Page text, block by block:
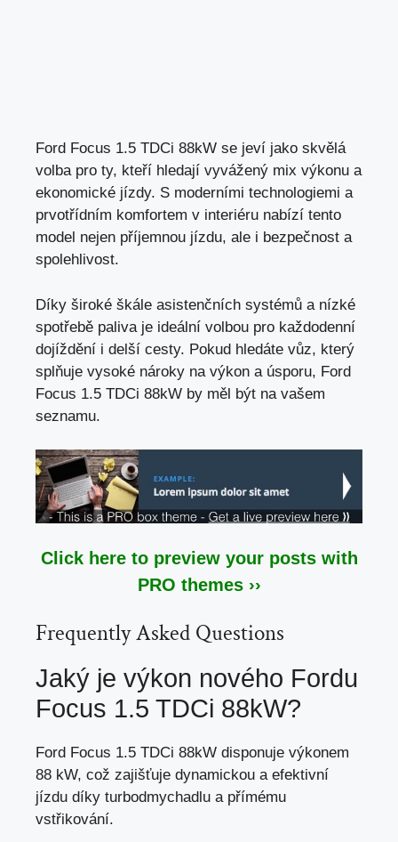
Ford Focus 1.5 TDCi 88kW se jeví jako skvělá
volba pro ty, kteří hledají vyvážený mix výkonu a
ekonomické jízdy. S moderními technologiemi a
prvotřídním komfortem v interiéru nabízí tento
model nejen příjemnou jízdu, ale i bezpečnost a
spolehlivost.
Díky široké škále asistenčních systémů a nízké
spotřebě paliva je ideální volbou pro každodenní
dojíždění i delší cesty. Pokud hledáte vůz, který
splňuje vysoké nároky na výkon a úsporu, Ford
Focus 1.5 TDCi 88kW by měl být na vašem
seznamu.
Click here to preview your posts with
PRO themes ››
Frequently Asked Questions
Jaký je výkon nového Fordu
Focus 1.5 TDCi 88kW?
Ford Focus 1.5 TDCi 88kW disponuje výkonem
88 kW, což zajišťuje dynamickou a efektivní
jízdu díky turbodmychadlu a přímému
vstřikování.